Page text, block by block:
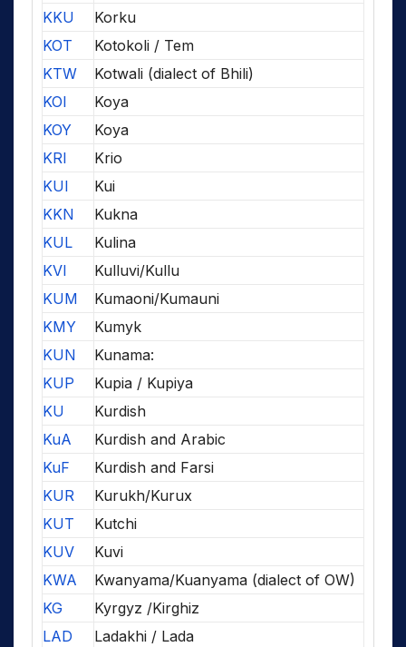
KKU
Korku
KOT
Kotokoli / Tem
KTW
Kotwali (dialect of Bhili)
KOI
Koya
KOY
Koya
KRI
Krio
KUI
Kui
KKN
Kukna
KUL
Kulina
KVI
Kulluvi/Kullu
KUM
Kumaoni/Kumauni
KMY
Kumyk
KUN
Kunama:
KUP
Kupia / Kupiya
KU
Kurdish
KuA
Kurdish and Arabic
KuF
Kurdish and Farsi
KUR
Kurukh/Kurux
KUT
Kutchi
KUV
Kuvi
KWA
Kwanyama/Kuanyama (dialect of OW)
KG
Kyrgyz /Kirghiz
LAD
Ladakhi / Lada